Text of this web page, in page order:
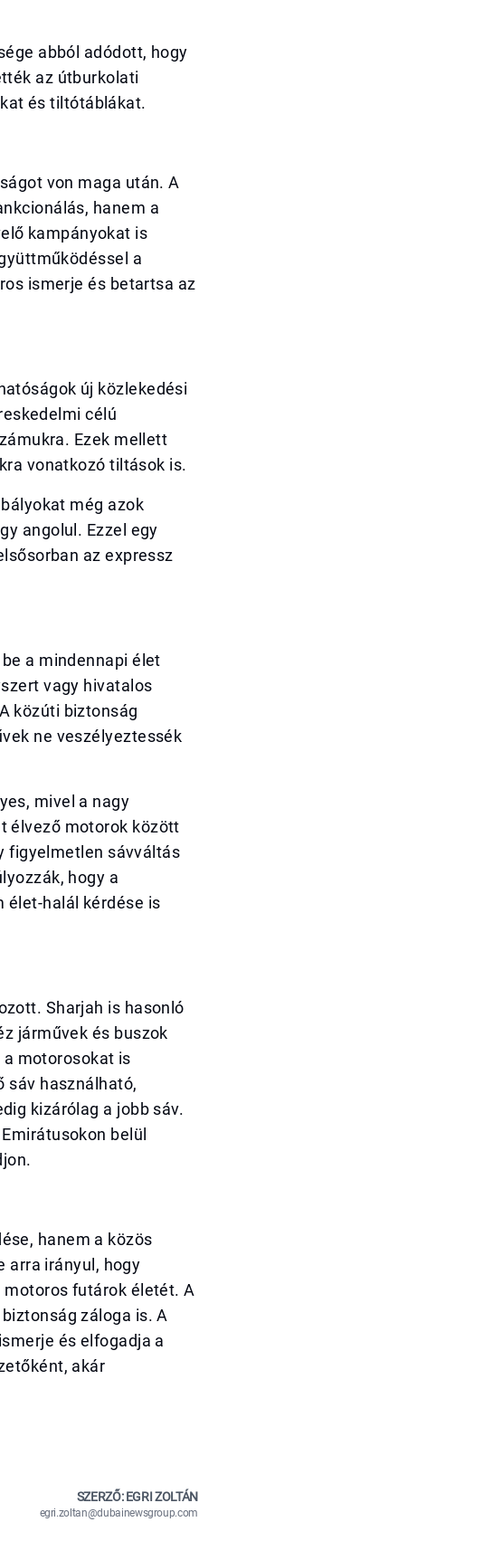
abból adódott, hogy
az útburkolati
és tiltótáblákat.
von maga után. A
hanem a
kampányokat is
a
ismerje és betartsa az
új közlekedési
célú
Ezek mellett
vonatkozó tiltások is.
még azok
angolul. Ezzel egy
az expressz
a mindennapi élet
vagy hivatalos
közúti biztonság
ne veszélyeztessék
mivel a nagy
élvező motorok között
figyelmetlen sávváltás
hogy a
élet-halál kérdése is
Sharjah is hasonló
járművek és buszok
motorosokat is
sáv használható,
kizárólag a jobb sáv.
belül
hanem a közös
arra irányul, hogy
futárok életét. A
záloga is. A
és elfogadja a
akár
SZERZŐ: EGRI ZOLTÁN
egri.zoltan@dubainewsgroup.com